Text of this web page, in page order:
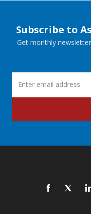
Subscribe to
Get monthly